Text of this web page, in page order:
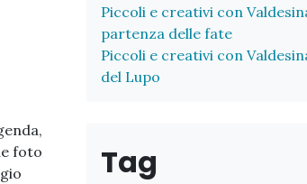
foto
Piccoli e creativi con
partenza delle fate
Piccoli e creativi con
del Lupo
Tag